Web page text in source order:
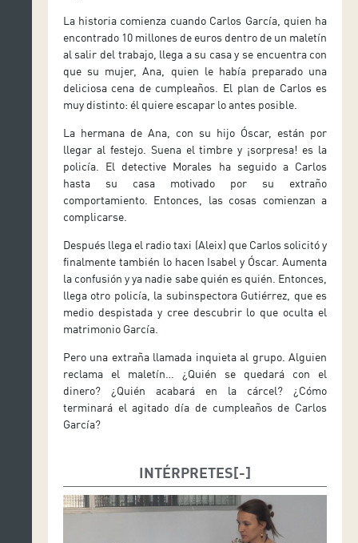
La historia comienza cuando Carlos García, quien ha
encontrado 10 millones de euros dentro de un maletín
al salir del trabajo, llega a su casa y se encuentra con
que su mujer, Ana, quien le había preparado una
deliciosa cena de cumpleaños. El plan de Carlos es
muy distinto: él quiere escapar lo antes posible.
La hermana de Ana, con su hijo Óscar, están por
llegar al festejo. Suena el timbre y ¡sorpresa! es la
policía. El detective Morales ha seguido a Carlos
hasta su casa motivado por su extraño
comportamiento. Entonces, las cosas comienzan a
complicarse.
Después llega el radio taxi (Aleix) que Carlos solicitó y
finalmente también lo hacen Isabel y Óscar. Aumenta
la confusión y ya nadie sabe quién es quién. Entonces,
llega otro policía, la subinspectora Gutiérrez, que es
medio despistada y cree descubrir lo que oculta el
matrimonio García.
Pero una extraña llamada inquieta al grupo. Alguien
reclama el maletín… ¿Quién se quedará con el
dinero? ¿Quién acabará en la cárcel? ¿Cómo
terminará el agitado día de cumpleaños de Carlos
García?
INTÉRPRETES